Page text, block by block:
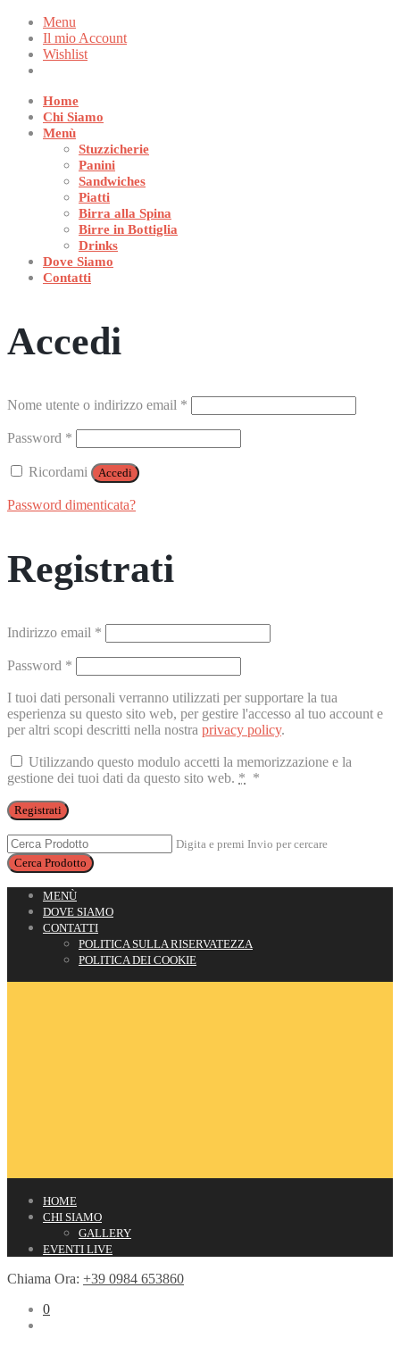
Menu
Il mio Account
Wishlist
Home
Chi Siamo
Menù
Stuzzicherie
Panini
Sandwiches
Piatti
Birra alla Spina
Birre in Bottiglia
Drinks
Dove Siamo
Contatti
Accedi
Nome utente o indirizzo email *
Password *
Ricordami Accedi
Password dimenticata?
Registrati
Indirizzo email *
Password *
I tuoi dati personali verranno utilizzati per supportare la tua
esperienza su questo sito web, per gestire l'accesso al tuo account e
per altri scopi descritti nella nostra privacy policy.
Utilizzando questo modulo accetti la memorizzazione e la
gestione dei tuoi dati da questo sito web. * *
Registrati
Digita e premi Invio per cercare
MENÙ
DOVE SIAMO
CONTATTI
POLITICA SULLA RISERVATEZZA
POLITICA DEI COOKIE
HOME
CHI SIAMO
GALLERY
EVENTI LIVE
Chiama Ora: +39 0984 653860
0